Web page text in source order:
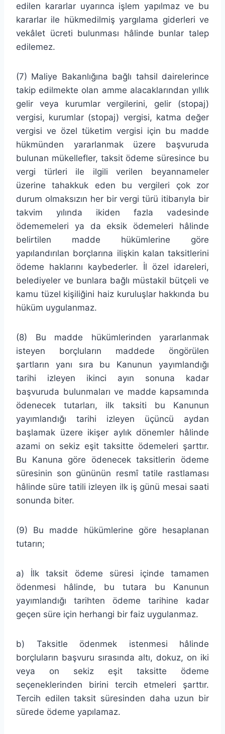
edilen kararlar uyarınca işlem yapılmaz ve bu
kararlar ile hükmedilmiş yargılama giderleri ve
vekâlet ücreti bulunması hâlinde bunlar talep
edilemez.
(7) Maliye Bakanlığına bağlı tahsil dairelerince
takip edilmekte olan amme alacaklarından yıllık
gelir veya kurumlar vergilerini, gelir (stopaj)
vergisi, kurumlar (stopaj) vergisi, katma değer
vergisi ve özel tüketim vergisi için bu madde
hükmünden yararlanmak üzere başvuruda
bulunan mükellefler, taksit ödeme süresince bu
vergi türleri ile ilgili verilen beyannameler
üzerine tahakkuk eden bu vergileri çok zor
durum olmaksızın her bir vergi türü itibarıyla bir
takvim yılında ikiden fazla vadesinde
ödememeleri ya da eksik ödemeleri hâlinde
belirtilen madde hükümlerine göre
yapılandırılan borçlarına ilişkin kalan taksitlerini
ödeme haklarını kaybederler. İl özel idareleri,
belediyeler ve bunlara bağlı müstakil bütçeli ve
kamu tüzel kişiliğini haiz kuruluşlar hakkında bu
hüküm uygulanmaz.
(8) Bu madde hükümlerinden yararlanmak
isteyen borçluların maddede öngörülen
şartların yanı sıra bu Kanunun yayımlandığı
tarihi izleyen ikinci ayın sonuna kadar
başvuruda bulunmaları ve madde kapsamında
ödenecek tutarları, ilk taksiti bu Kanunun
yayımlandığı tarihi izleyen üçüncü aydan
başlamak üzere ikişer aylık dönemler hâlinde
azami on sekiz eşit taksitte ödemeleri şarttır.
Bu Kanuna göre ödenecek taksitlerin ödeme
süresinin son gününün resmî tatile rastlaması
hâlinde süre tatili izleyen ilk iş günü mesai saati
sonunda biter.
(9) Bu madde hükümlerine göre hesaplanan
tutarın;
a) İlk taksit ödeme süresi içinde tamamen
ödenmesi hâlinde, bu tutara bu Kanunun
yayımlandığı tarihten ödeme tarihine kadar
geçen süre için herhangi bir faiz uygulanmaz.
b) Taksitle ödenmek istenmesi hâlinde
borçluların başvuru sırasında altı, dokuz, on iki
veya on sekiz eşit taksitte ödeme
seçeneklerinden birini tercih etmeleri şarttır.
Tercih edilen taksit süresinden daha uzun bir
sürede ödeme yapılamaz.